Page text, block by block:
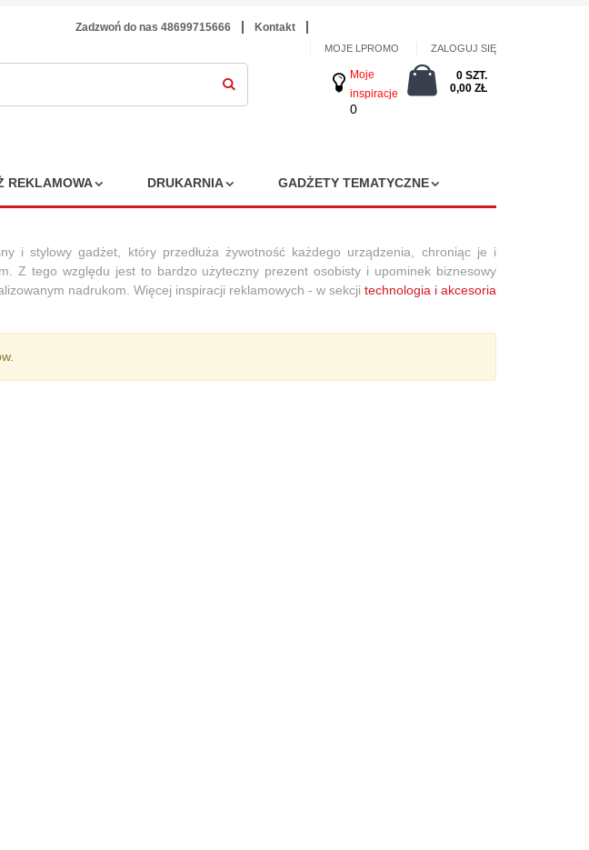
Zadzwoń do nas 48699715666 Kontakt
MOJE LPROMO ZALOGUJ SIĘ
Moje
inspiracje
0
0 SZT.
0,00 ZŁ
REKLAMOWA DRUKARNIA GADŻETY TEMATYCZNE
i stylowy gadżet, który przedłuża żywotność każdego urządzenia, chroniąc je i
Z tego względu jest to bardzo użyteczny prezent osobisty i upominek biznesowy
nadrukom. Więcej inspiracji reklamowych - w sekcji technologia i akcesoria